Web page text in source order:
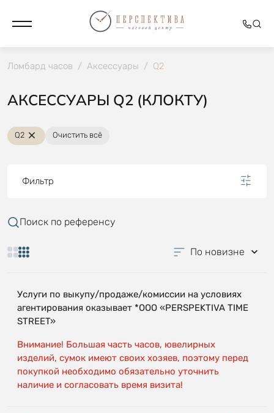
Ломбард часов / Аксессуары / Q2
АКСЕССУАРЫ Q2 (КЛОКТУ)
Q2 Очистить всё
Фильтр
Поиск по референсу
По новизне
Услуги по выкупу/продаже/комиссии на условиях
агентирования оказывает *OOO «PERSPEKTIVA TIME
STREET»
Внимание! Большая часть часов, ювелирных
изделий, сумок имеют своих хозяев, поэтому перед
покупкой необходимо обязательно уточнить
наличие и согласовать время визита!